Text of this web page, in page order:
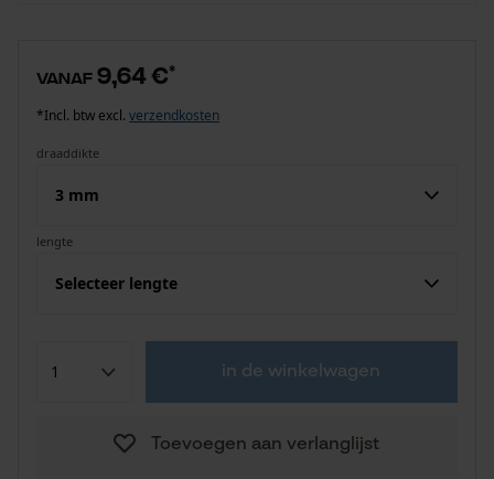
vanaf 9,64 €*
*Incl. btw excl. verzendkosten
draaddikte
3 mm
lengte
Selecteer lengte
in de winkelwagen
Toevoegen aan verlanglijst